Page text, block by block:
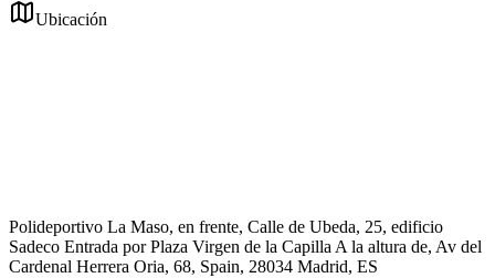
Ubicación
Polideportivo La Maso, en frente, Calle de Ubeda, 25, edificio
Sadeco Entrada por Plaza Virgen de la Capilla A la altura de, Av del
Cardenal Herrera Oria, 68, Spain, 28034 Madrid, ES